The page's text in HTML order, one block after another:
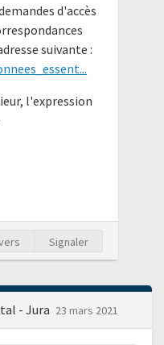
d'accès
suivante :
l'expression
Signaler
- Jura 23 mars 2021